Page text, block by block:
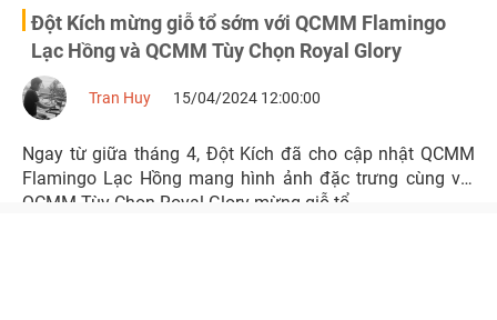
Đột Kích mừng giỗ tổ sớm với QCMM Flamingo
Lạc Hồng và QCMM Tùy Chọn Royal Glory
Tran Huy 15/04/2024 12:00:00
Ngay từ giữa tháng 4, Đột Kích đã cho cập nhật QCMM
Flamingo Lạc Hồng mang hình ảnh đặc trưng cùng với
QCMM Tùy Chọn Royal Glory mừng giỗ tổ.